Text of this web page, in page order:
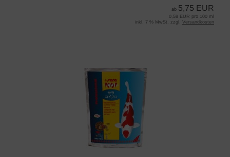
ab 5,75 EUR
0,58 EUR pro 100 ml
inkl. 7 % MwSt. zzgl. Versandkosten